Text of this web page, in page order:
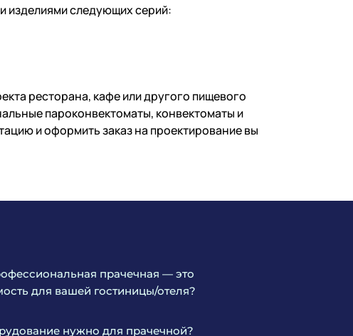
изделиями следующих серий:
ресторана, кафе или другого пищевого
пароконвектоматы, конвектоматы и
и оформить заказ на проектирование вы
прачечная — это
для вашей гостиницы/отеля?
нужно для прачечной?